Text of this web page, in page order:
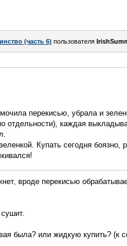
(часть 6) пользователя
перекисью, убрала и
отдельности), каждая
Купать сегодня боязно,
вроде перекисью
была? или жидкую купить? (к